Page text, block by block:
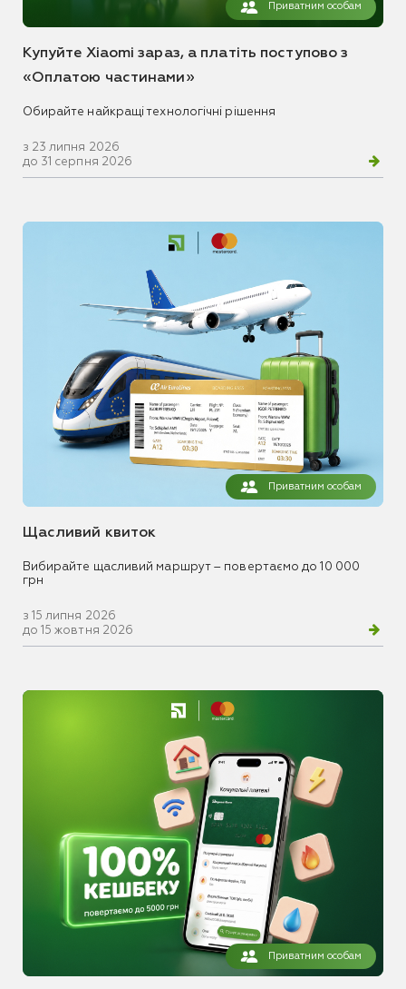
Приватним особам
Купуйте Xiaomi зараз, а платіть поступово з
«Оплатою частинами»
Обирайте найкращі технологічні рішення
з 23 липня 2026
до 31 серпня 2026
Приватним особам
Щасливий квиток
Вибирайте щасливий маршрут – повертаємо до 10 000
грн
з 15 липня 2026
до 15 жовтня 2026
Приватним особам